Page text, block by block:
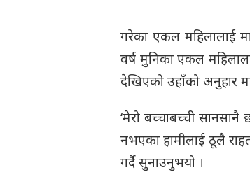
गरेका एकल महिलालाई
वर्ष मुनिका एकल
देखिएको उहाँको अनुहार
‘मेरो बच्चाबच्ची
नभएका हामीलाई ठूलै
गर्दै सुनाउनुभयो ।